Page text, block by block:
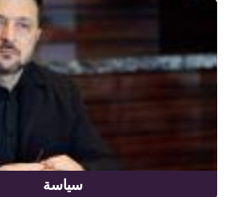
سياسة